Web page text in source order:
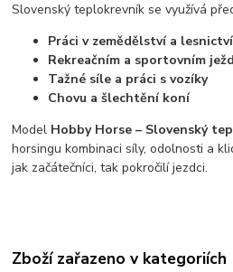
Slovenský teplokrevník se využívá
Práci v zemědělství a lesnictví
Rekreačním a sportovním
Tažné síle a práci s vozíky
Chovu a šlechtění koní
Model Hobby Horse – Slovenský
horsingu kombinaci síly, odolnosti a
jak začátečníci, tak pokročilí jezdci.
Zboží zařazeno v kategoriích